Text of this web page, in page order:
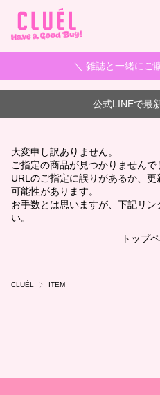
＼ 雑誌と一緒にご
公式LINEで最
大変申し訳ありません。
ご指定の商品が見つかりませんで
URLのご指定に誤りがあるか、
可能性があります。
お手数とは思いますが、下記リ
い。
トップ
CLUÉL ITEM